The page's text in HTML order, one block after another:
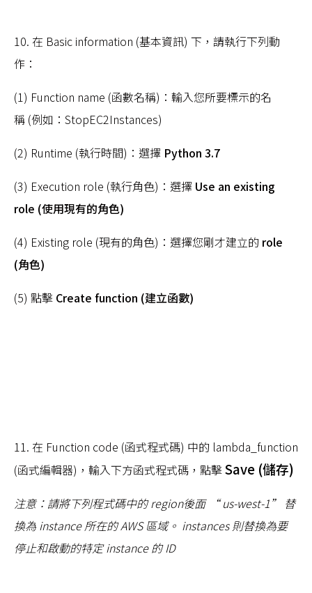
10. 在 Basic information (基本資訊) 下，請執行下列動
作：
(1) Function name (函數名稱)：輸入您所要標示的名
稱 (例如：StopEC2Instances)
(2) Runtime (執行時間)：選擇 Python 3.7
(3) Execution role (執行角色)：選擇 Use an existing
role (使用現有的角色)
(4) Existing role (現有的角色)：選擇您剛才建立的 role
(角色)
(5) 點擊 Create function (建立函數)
11. 在 Function code (函式程式碼) 中的 lambda_function
(函式編輯器)，輸入下方函式程式碼，點擊Save (儲存)
注意：請將下列程式碼中的 region後面 “ us-west-1” 替
換為 instance 所在的 AWS 區域。 instances 則替換為要
停止和啟動的特定 instance 的 ID